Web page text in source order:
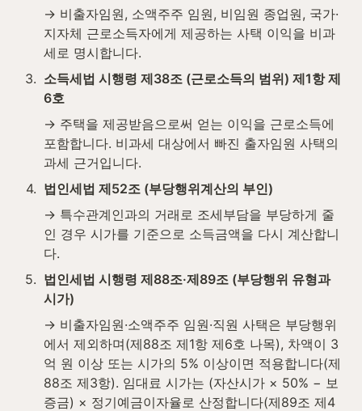
→ 비출자임원, 소액주주 임원, 비임원 종업원, 국가·
지자체 근로소득자에게 제공하는 사택 이익을 비과
세로 명시합니다.
3. 소득세법 시행령 제38조 (근로소득의 범위) 제1항 제
6호
→ 주택을 제공받음으로써 얻는 이익을 근로소득에
포함합니다. 비과세 대상에서 빠진 출자임원 사택의
과세 근거입니다.
4. 법인세법 제52조 (부당행위계산의 부인)
→ 특수관계인과의 거래로 조세부담을 부당하게 줄
인 경우 시가를 기준으로 소득금액을 다시 계산합니
다.
5. 법인세법 시행령 제88조·제89조 (부당행위 유형과
시가)
→ 비출자임원·소액주주 임원·직원 사택은 부당행위
에서 제외하며(제88조 제1항 제6호 나목), 차액이 3
억 원 이상 또는 시가의 5% 이상이면 적용합니다(제
88조 제3항). 임대료 시가는 (자산시가 × 50% − 보
증금) × 정기예금이자율로 산정합니다(제89조 제4